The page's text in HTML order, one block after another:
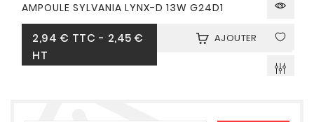
AMPOULE SYLVANIA LYNX-D 13W G24D1
2,94 € Prix
TTC - 2,45 €
HT
AJOUTER